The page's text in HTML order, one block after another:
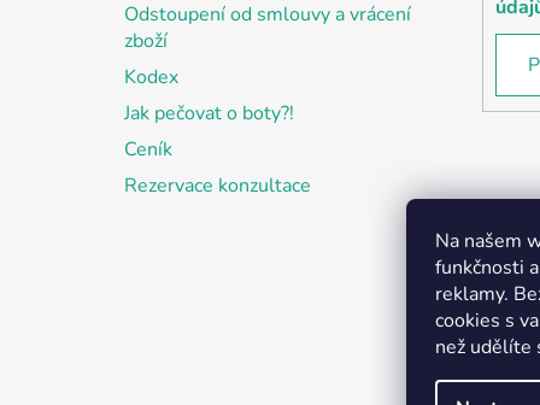
Na našem
funkčnosti
reklamy.
cookies s
než udělíte
Odstoupení od smlouvy a vrácení
zboží
Kodex
Jak pečovat o boty?!
Ceník
Rezervace konzultace